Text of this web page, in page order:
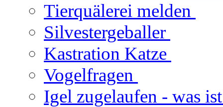
Tierquälerei melden
Silvestergeballer
Kastration Katze
Vogelfragen
Igel zugelaufen - was